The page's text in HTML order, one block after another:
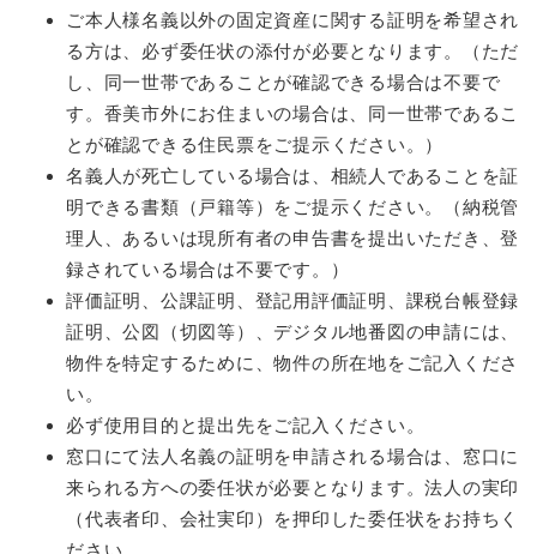
ご本人様名義以外の固定資産に関する証明を希望され
る方は、必ず委任状の添付が必要となります。（ただ
し、同一世帯であることが確認できる場合は不要で
す。香美市外にお住まいの場合は、同一世帯であるこ
とが確認できる住民票をご提示ください。）
名義人が死亡している場合は、相続人であることを証
明できる書類（戸籍等）をご提示ください。（納税管
理人、あるいは現所有者の申告書を提出いただき、登
録されている場合は不要です。）
評価証明、公課証明、登記用評価証明、課税台帳登録
証明、公図（切図等）、デジタル地番図の申請には、
物件を特定するために、物件の所在地をご記入くださ
い。
必ず使用目的と提出先をご記入ください。
窓口にて法人名義の証明を申請される場合は、窓口に
来られる方への委任状が必要となります。法人の実印
（代表者印、会社実印）を押印した委任状をお持ちく
ださい。